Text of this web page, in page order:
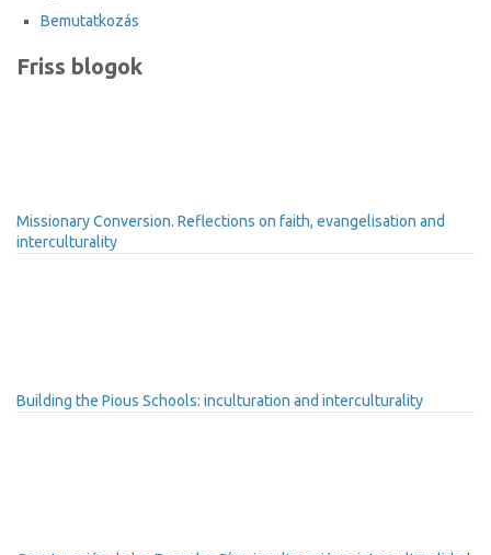
Bemutatkozás
Friss blogok
Missionary Conversion. Reflections on faith, evangelisation and
interculturality
Building the Pious Schools: inculturation and interculturality